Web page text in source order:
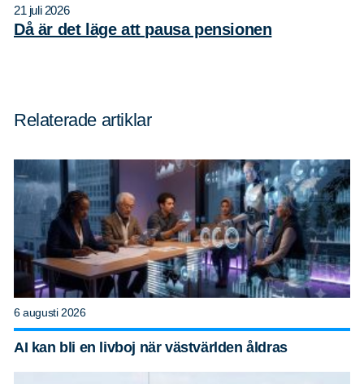
21 juli 2026
Då är det läge att pausa pensionen
Relaterade artiklar
6 augusti 2026
AI kan bli en livboj när västvärlden åldras